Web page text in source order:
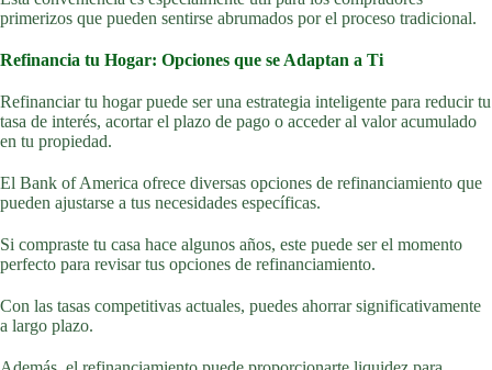
primerizos que pueden sentirse abrumados por el proceso tradicional.
Refinancia tu Hogar: Opciones que se Adaptan a Ti
Refinanciar tu hogar puede ser una estrategia inteligente para reducir tu
tasa de interés, acortar el plazo de pago o acceder al valor acumulado
en tu propiedad.
El Bank of America ofrece diversas opciones de refinanciamiento que
pueden ajustarse a tus necesidades específicas.
Si compraste tu casa hace algunos años, este puede ser el momento
perfecto para revisar tus opciones de refinanciamiento.
Con las tasas competitivas actuales, puedes ahorrar significativamente
a largo plazo.